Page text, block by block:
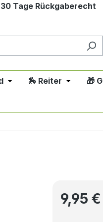
Tage Rückgaberecht
Kategorie 🤠
das Dropdown der
Öffne oder Schließe das
🏇 Reiter Öffne🎁
Regulärer
9,95 €